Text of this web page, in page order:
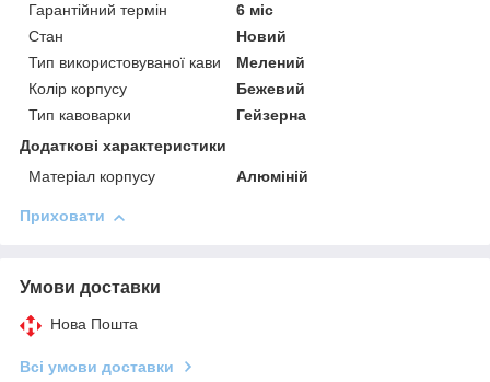
Гарантійний термін
6 міс
Стан
Новий
Тип використовуваної кави
Мелений
Колір корпусу
Бежевий
Тип кавоварки
Гейзерна
Додаткові характеристики
Матеріал корпусу
Алюміній
Приховати
Умови доставки
Нова Пошта
Всі умови доставки